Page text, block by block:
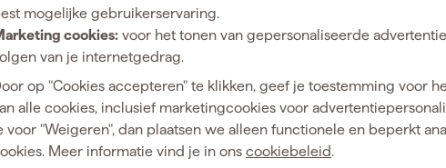
mogelijke gebruikerservaring.
cookies: voor het tonen van gepersonaliseerde
van je internetgedrag.
op "Cookies accepteren" te klikken, geef je toestemming voor
alle cookies, inclusief marketingcookies voor
voor "Weigeren", dan plaatsen we alleen functionele en beperkt
Meer informatie vind je in ons cookiebeleid.